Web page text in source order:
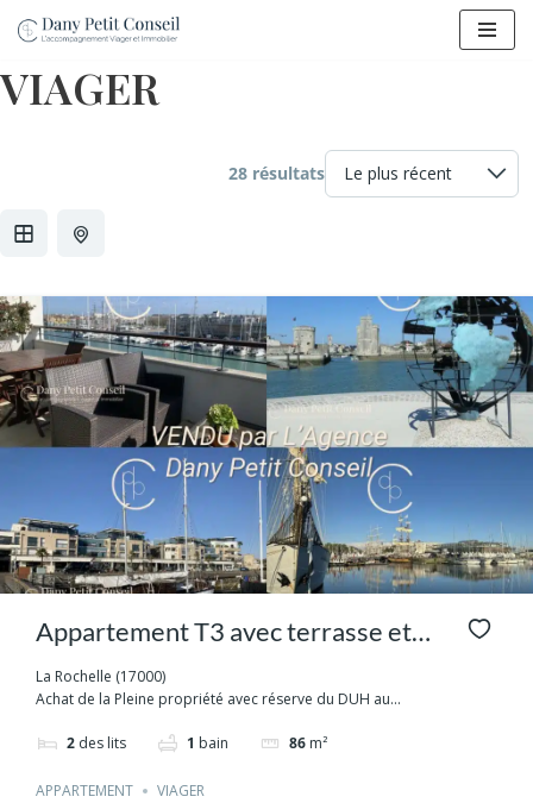
au
VIAGER
28 résultats
Appartement T3 avec terrasse et
garage Quartier Médiathèque LA
ROCHELLE
La Rochelle (17000)
Achat de la Pleine propriété avec réserve du DUH au...
2 des lits 1 bain 86 m²
APPARTEMENT VIAGER